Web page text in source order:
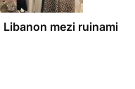
mezi ruinami